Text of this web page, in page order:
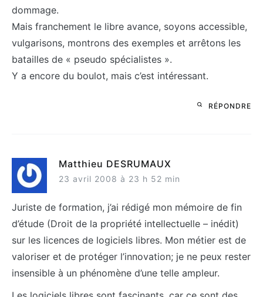
dommage.
Mais franchement le libre avance, soyons accessible,
vulgarisons, montrons des exemples et arrêtons les
batailles de « pseudo spécialistes ».
Y a encore du boulot, mais c’est intéressant.
RÉPONDRE
Matthieu DESRUMAUX
23 avril 2008 à 23 h 52 min
Juriste de formation, j’ai rédigé mon mémoire de fin
d’étude (Droit de la propriété intellectuelle – inédit)
sur les licences de logiciels libres. Mon métier est de
valoriser et de protéger l’innovation; je ne peux rester
insensible à un phénomène d’une telle ampleur.